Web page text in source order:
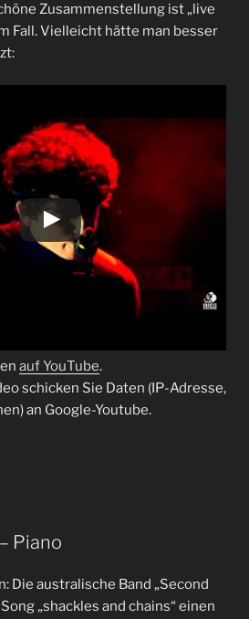
Zusammenstellung ist „live
Fall. Vielleicht hätte man besser
auf YouTube.
schicken Sie Daten (IP-Adresse,
an Google-Youtube.
Piano
Die australische Band „Second
„shackles and chains“ einen